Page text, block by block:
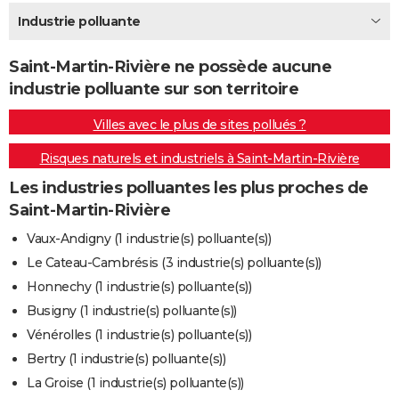
Destinations
City break
Voyage nature
Voyage de noces
Forum
Climat
+PHOTO
GUIDES D'ACHAT
BONS PLANS
CARTE DE VOEUX
Carte de Noël
Carte Bonne année
Carte Saint-Valentin
Carte Pâques
Carte d'anniversaire
DICTIONNAIRE
Dictionnaire
Biographies
Citations
Expressions
Proverbes
PROGRAMME TV
COPAINS D'AVANT
S'inscrire
Se connecter
Lycées
Collèges
Primaires
Universités
Entreprises
Service militaire
Avis de recherche
FORUM
Bricolage
Lifestyle
Culture
Sport
Auto
Television
Voyage
Cinema
Industrie polluante
Saint-Martin-Rivière ne possède aucune
industrie polluante sur son territoire
Villes avec le plus de sites pollués ?
Risques naturels et industriels à Saint-Martin-Rivière
Les industries polluantes les plus proches de
Saint-Martin-Rivière
Vaux-Andigny (1 industrie(s) polluante(s))
Le Cateau-Cambrésis (3 industrie(s) polluante(s))
Honnechy (1 industrie(s) polluante(s))
Busigny (1 industrie(s) polluante(s))
Vénérolles (1 industrie(s) polluante(s))
Bertry (1 industrie(s) polluante(s))
La Groise (1 industrie(s) polluante(s))